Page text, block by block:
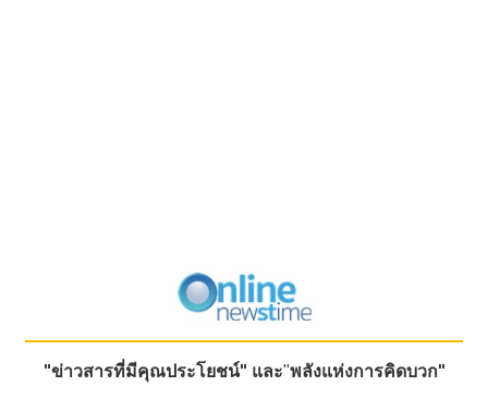
"ข่าวสารที่มีคุณประโยชน์" และ"พลังแห่งการคิดบวก"